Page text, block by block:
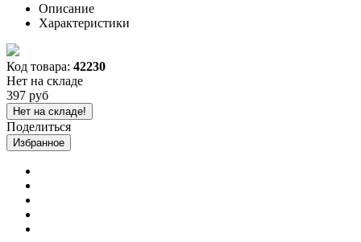
Описание
Характеристики
Код товара: 42230
Нет на складе
397 руб
Нет на складе!
Поделиться
Избранное